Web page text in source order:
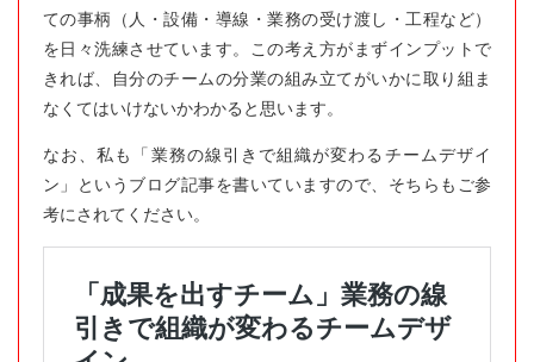
ての事柄（人・設備・導線・業務の受け渡し・工程など）
を日々洗練させています。この考え方がまずインプットで
きれば、自分のチームの分業の組み立てがいかに取り組ま
なくてはいけないかわかると思います。
なお、私も「業務の線引きで組織が変わるチームデザイ
ン」というブログ記事を書いていますので、そちらもご参
考にされてください。